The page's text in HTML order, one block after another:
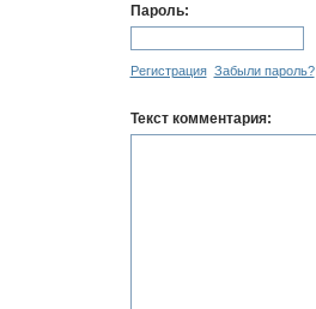
Пароль:
Регистрация Забыли пароль?
Текст комментария: